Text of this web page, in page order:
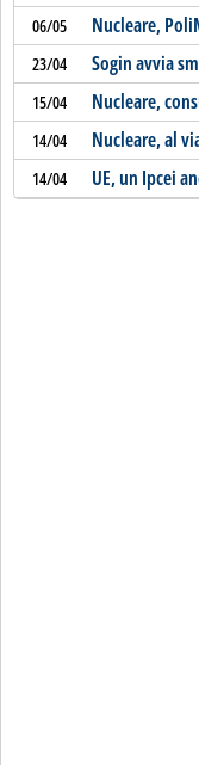
06/05 Nucleare,
23/04 Sogin avvia
15/04 Nucleare,
14/04 Nucleare, al
14/04 UE, un Ipcei